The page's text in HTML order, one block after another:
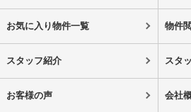
お気に入り物件一覧 物件
スタッフ紹介 スタ
お客様の声 会社